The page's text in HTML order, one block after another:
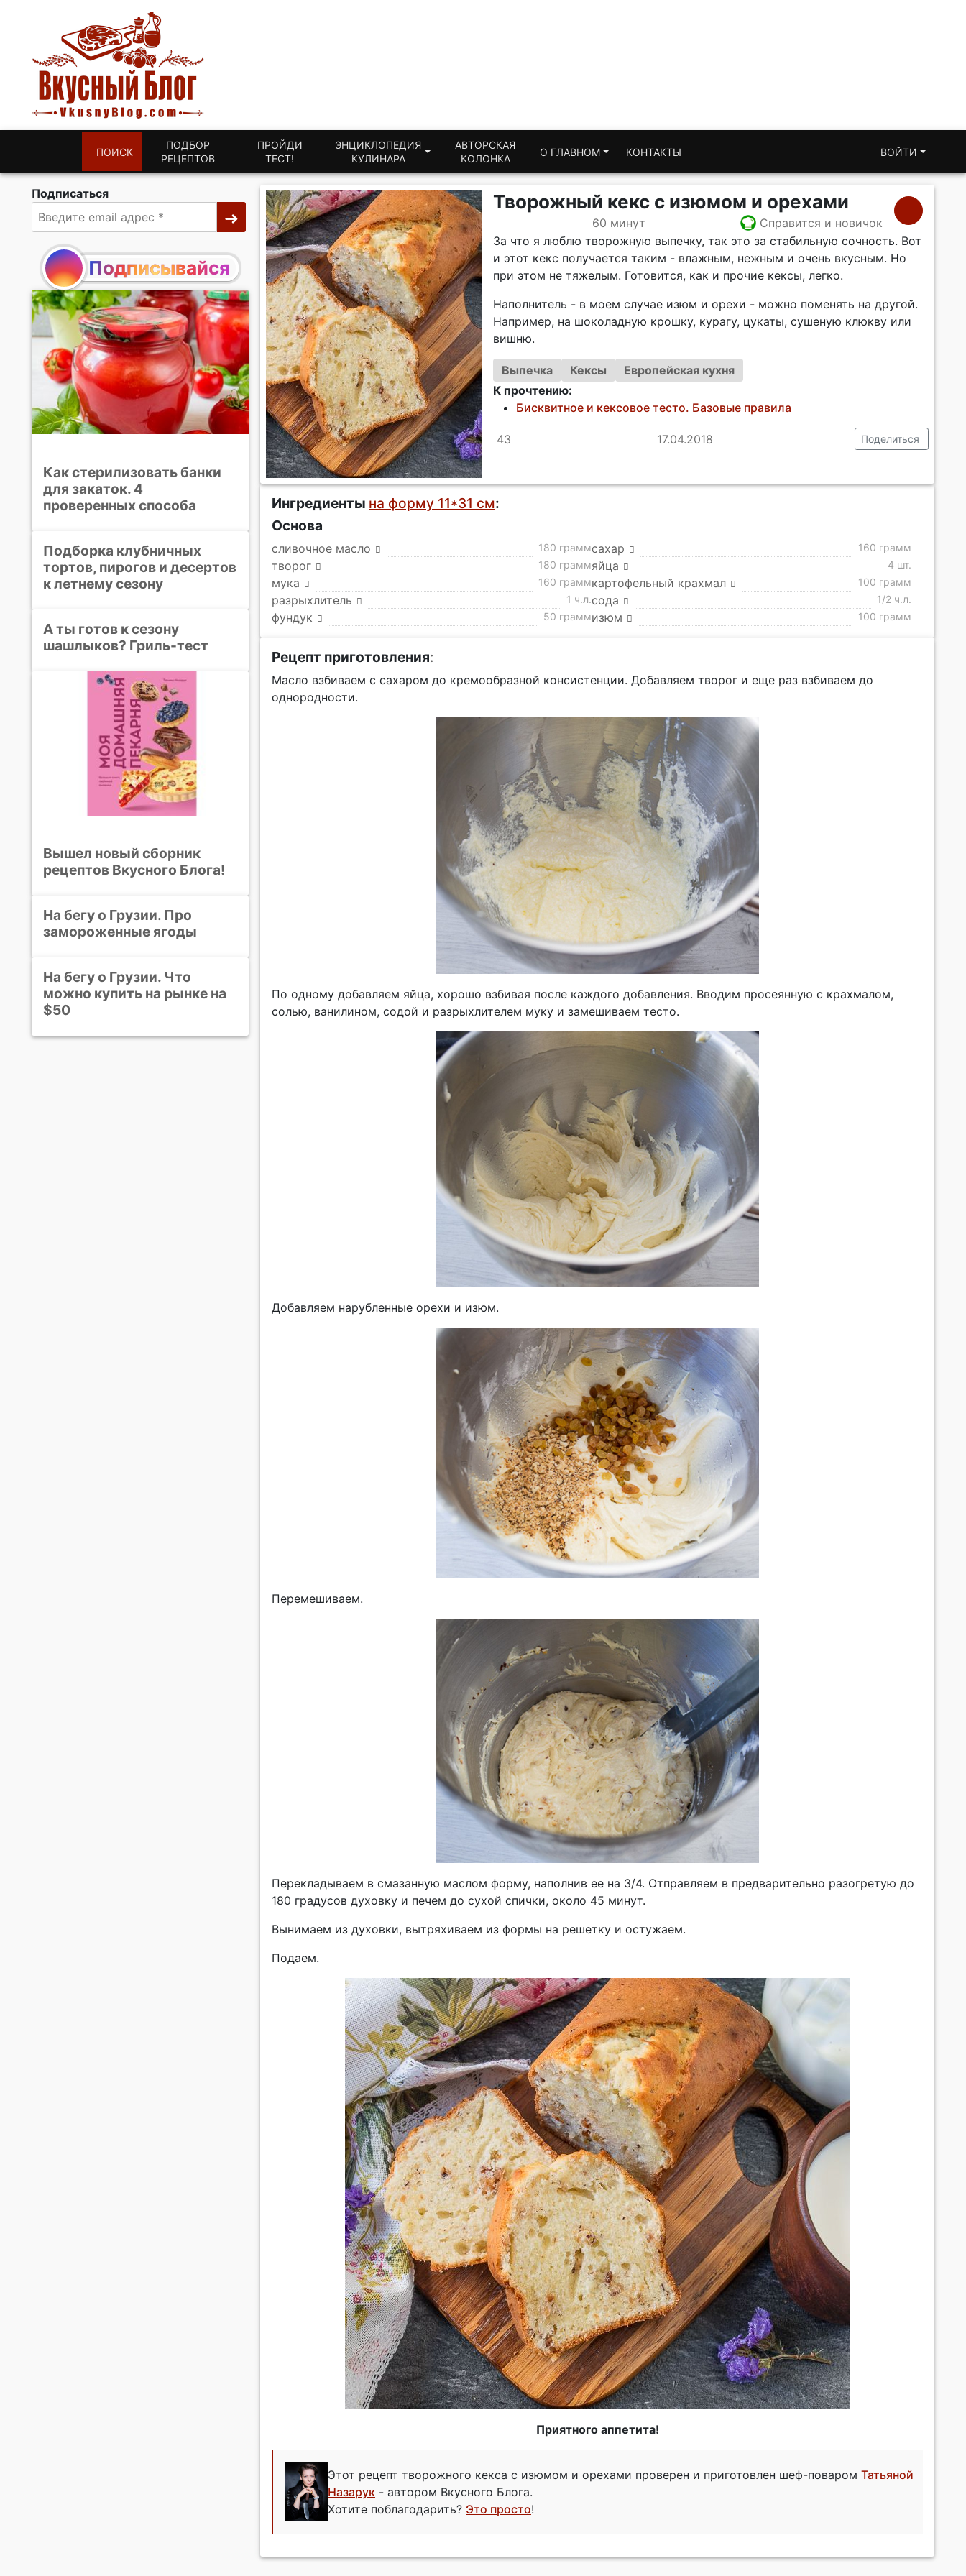
ПОИСК
ПОДБОР
РЕЦЕПТОВ
ПРОЙДИ
ТЕСТ!
ЭНЦИКЛОПЕДИЯ
КУЛИНАРА
АВТОРСКАЯ
КОЛОНКА
О ГЛАВНОМ КОНТАКТЫ ВОЙТИ
Творожный кекс с изюмом и орехами
60 минут
Справится и новичок
За что я люблю творожную выпечку, так это за стабильную сочность. Вот
и этот кекс получается таким - влажным, нежным и очень вкусным. Но
при этом не тяжелым. Готовится, как и прочие кексы, легко.
Наполнитель - в моем случае изюм и орехи - можно поменять на другой.
Например, на шоколадную крошку, курагу, цукаты, сушеную клюкву или
вишню.
Выпечка Кексы
Европейская кухня
К прочтению:
Бисквитное и кексовое тесто. Базовые правила
43 17.04.2018 Поделиться
Ингредиенты на форму 11*31 см:
Основа
сливочное масло 180 граммсахар 160 грамм
творог 180 граммяйца 4 шт.
мука 160 граммкартофельный крахмал 100 грамм
разрыхлитель 1 ч.л.сода 1/2 ч.л.
фундук 50 граммизюм 100 грамм
Рецепт приготовления:
Масло взбиваем с сахаром до кремообразной консистенции. Добавляем творог и еще раз взбиваем до
однородности.
По одному добавляем яйца, хорошо взбивая после каждого добавления. Вводим просеянную с крахмалом,
солью, ванилином, содой и разрыхлителем муку и замешиваем тесто.
Добавляем нарубленные орехи и изюм.
Перемешиваем.
Перекладываем в смазанную маслом форму, наполнив ее на 3/4. Отправляем в предварительно разогретую до
180 градусов духовку и печем до сухой спички, около 45 минут.
Вынимаем из духовки, вытряхиваем из формы на решетку и остужаем.
Подаем.
Приятного аппетита!
Этот рецепт творожного кекса с изюмом и орехами проверен и приготовлен шеф-поваром Татьяной
Назарук - автором Вкусного Блога.
Хотите поблагодарить? Это просто!
Подписаться
Подписывайся
Как стерилизовать банки
для закаток. 4
проверенных способа
Подборка клубничных
тортов, пирогов и десертов
к летнему сезону
А ты готов к сезону
шашлыков? Гриль-тест
Вышел новый сборник
рецептов Вкусного Блога!
На бегу о Грузии. Про
замороженные ягоды
На бегу о Грузии. Что
можно купить на рынке на
$50